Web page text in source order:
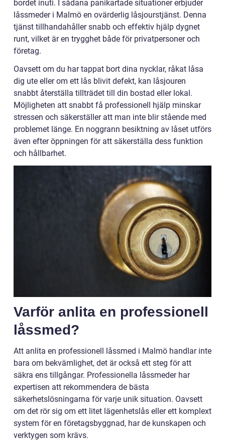
bordet inuti. I sådana panikartade situationer erbjuder
låssmeder i Malmö en ovärderlig låsjourstjänst. Denna
tjänst tillhandahåller snabb och effektiv hjälp dygnet
runt, vilket är en trygghet både för privatpersoner och
företag.
Oavsett om du har tappat bort dina nycklar, råkat låsa
dig ute eller om ett lås blivit defekt, kan låsjouren
snabbt återställa tillträdet till din bostad eller lokal.
Möjligheten att snabbt få professionell hjälp minskar
stressen och säkerställer att man inte blir stående med
problemet länge. En noggrann besiktning av låset utförs
även efter öppningen för att säkerställa dess funktion
och hållbarhet.
Varför anlita en professionell
låssmed?
Att anlita en professionell låssmed i Malmö handlar inte
bara om bekvämlighet, det är också ett steg för att
säkra ens tillgångar. Professionella låssmeder har
expertisen att rekommendera de bästa
säkerhetslösningarna för varje unik situation. Oavsett
om det rör sig om ett litet lägenhetslås eller ett komplext
system för en företagsbyggnad, har de kunskapen och
verktygen som krävs.